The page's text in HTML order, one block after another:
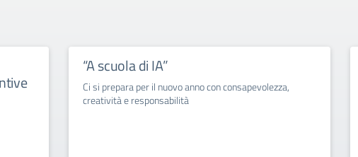
“A scuola di IA”
Ci si prepara per il nuovo anno con consapevolezza,
creatività e responsabilità